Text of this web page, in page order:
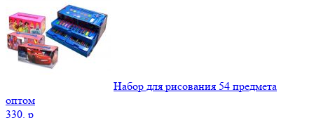
Набор для рисования 54 предмета
оптом
330. p